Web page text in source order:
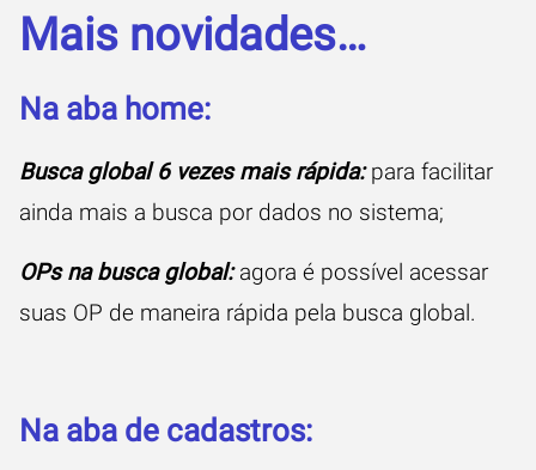
Mais novidades…
Na aba home:
Busca global 6 vezes mais rápida:para facilitar
ainda mais a busca por dados no sistema;
OPs na busca global:agora é possível acessar
suas OP de maneira rápida pela busca global.
Na aba de cadastros: